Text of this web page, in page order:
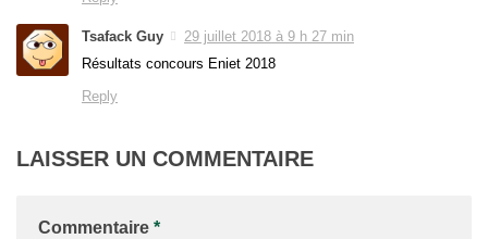
Tsafack Guy
29 juillet 2018 à 9 h 27 min
Résultats concours Eniet 2018
Reply
LAISSER UN COMMENTAIRE
Commentaire *